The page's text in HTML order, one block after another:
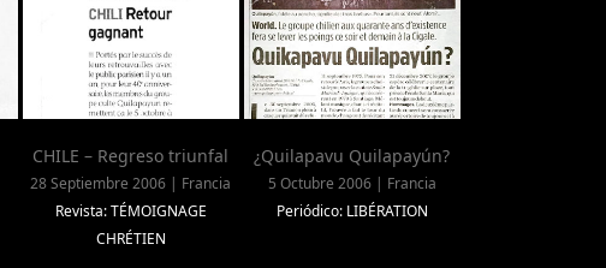
CHILE – Regreso triunfal
28 Septiembre 2006 | Francia
Revista: TÉMOIGNAGE
CHRÉTIEN
¿Quilapavu Quilapayún?
5 Octubre 2006 | Francia
Periódico: LIBÉRATION